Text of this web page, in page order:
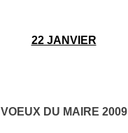
22 JANVIER
VOEUX DU MAIRE 2009